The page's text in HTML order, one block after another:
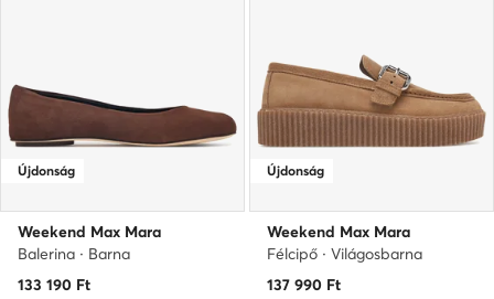
Újdonság
Weekend Max Mara
Balerina · Barna
133 190 Ft
Újdonság
Weekend Max Mara
Félcipő · Világosbarna
137 990 Ft